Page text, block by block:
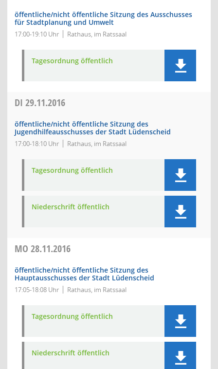
öffentliche/nicht öffentliche Sitzung des Ausschusses
für Stadtplanung und Umwelt
17:00-19:10 Uhr Rathaus, im Ratssaal
Tagesordnung öffentlich
DI 29.11.2016
öffentliche/nicht öffentliche Sitzung des
Jugendhilfeausschusses der Stadt Lüdenscheid
17:00-18:10 Uhr Rathaus, im Ratssaal
Tagesordnung öffentlich
Niederschrift öffentlich
MO 28.11.2016
öffentliche/nicht öffentliche Sitzung des
Hauptausschusses der Stadt Lüdenscheid
17:05-18:08 Uhr Rathaus, im Ratssaal
Tagesordnung öffentlich
Niederschrift öffentlich